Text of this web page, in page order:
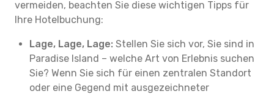
vermeiden, beachten Sie diese wichtigen Tipps für
Ihre Hotelbuchung:
Lage, Lage, Lage: Stellen Sie sich vor, Sie sind in
Paradise Island – welche Art von Erlebnis suchen
Sie? Wenn Sie sich für einen zentralen Standort
oder eine Gegend mit ausgezeichneter